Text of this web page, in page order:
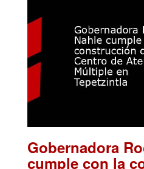
Gobernadora
cumple con la